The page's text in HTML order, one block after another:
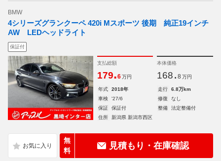
BMW
4シリーズグランクーペ 420i Mスポーツ 後期 純正19インチ
AW LEDヘッドライト
保証付
支払総額
179.6 万円
本体価格
168. 8 万円
年式 2018年 走行
6.8万km
車検
'27/6 修復
なし
保証
保証付 整備
法定整備付
住所
新潟県 新潟市西区
無
料
見積もり・在庫確認